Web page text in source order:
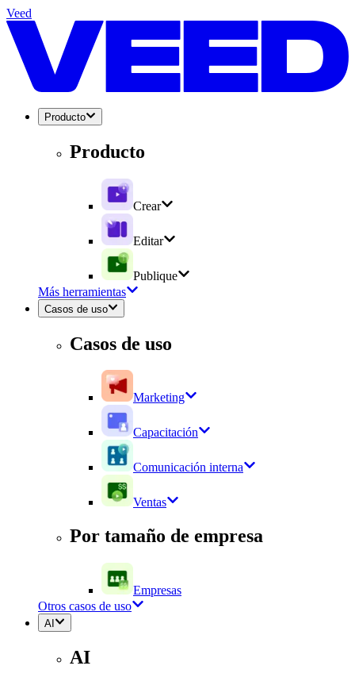
Veed
Producto
Producto
Crear
Editar
Publique
Más herramientas
Casos de uso
Casos de uso
Marketing
Capacitación
Comunicación interna
Ventas
Por tamaño de empresa
Empresas
Otros casos de uso
AI
AI